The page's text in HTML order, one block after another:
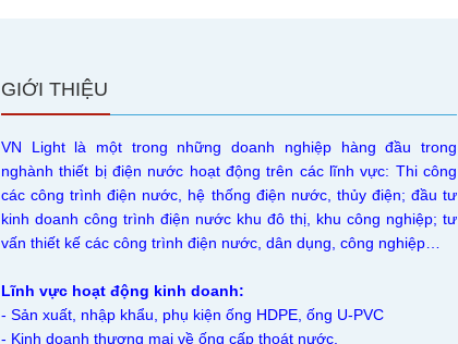
GIỚI THIỆU
VN Light là một trong những doanh nghiệp hàng đầu trong
nghành thiết bị điện nước hoạt động trên các lĩnh vực: Thi công
các công trình điện nước, hệ thống điện nước, thủy điện; đầu tư
kinh doanh công trình điện nước khu đô thị, khu công nghiệp; tư
vấn thiết kế các công trình điện nước, dân dụng, công nghiệp…
Lĩnh vực hoạt động kinh doanh:
- Sản xuất, nhập khẩu, phụ kiện ống HDPE, ống U-PVC
- Kinh doanh thương mại về ống cấp thoát nước.